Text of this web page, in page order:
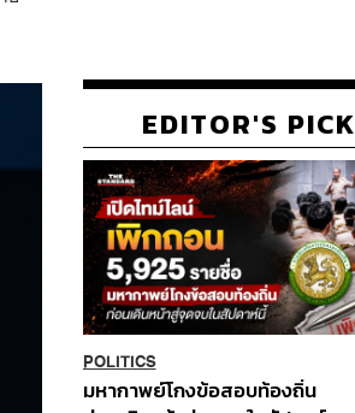
EDITOR'S PICK
POLITICS
มหากาพย์โกงข้อสอบท้องถิ่น